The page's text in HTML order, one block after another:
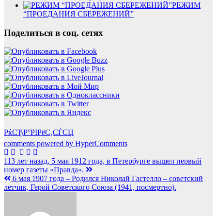
РЕЖИМ
“ПРОЕДАНИЯ СБЕРЕЖЕНИЙ”
Поделиться в соц. сетях
РќСЂР°РІРёС‚СЃСЏ
comments powered by HyperComments
Навигация
по
записям
113 лет назад, 5 мая 1912 года, в Петербурге вышел первый
номер газеты «Правда».
6 мая 1907 года – Родился Николай Гастелло – советский
летчик, Герой Советского Союза (1941, посмертно).